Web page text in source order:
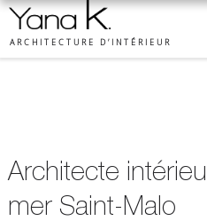
ARCHITECTURE D’INTÉRIEUR
Architecte
mer Saint-Malo